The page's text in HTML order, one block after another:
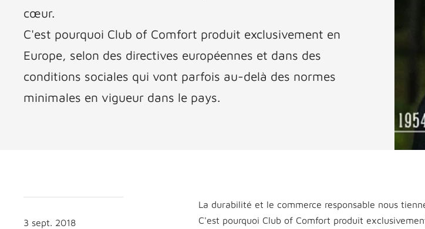
cœur.
C'est pourquoi Club of Comfort produit exclusivement en
Europe, selon des directives européennes et dans des
conditions sociales qui vont parfois au-delà des normes
minimales en vigueur dans le pays.
3 sept. 2018
La durabilité et le commerce responsable nous
C'est pourquoi Club of Comfort produit